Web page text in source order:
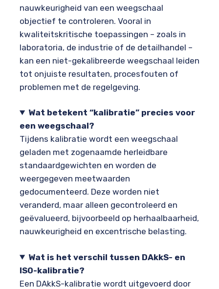
nauwkeurigheid van een weegschaal
objectief te controleren. Vooral in
kwaliteitskritische toepassingen – zoals in
laboratoria, de industrie of de detailhandel –
kan een niet-gekalibreerde weegschaal leiden
tot onjuiste resultaten, procesfouten of
problemen met de regelgeving.
Wat betekent “kalibratie” precies voor
een weegschaal?
Tijdens kalibratie wordt een weegschaal
geladen met zogenaamde herleidbare
standaardgewichten en worden de
weergegeven meetwaarden
gedocumenteerd. Deze worden niet
veranderd, maar alleen gecontroleerd en
geëvalueerd, bijvoorbeeld op herhaalbaarheid,
nauwkeurigheid en excentrische belasting.
Wat is het verschil tussen DAkkS- en
ISO-kalibratie?
Een DAkkS-kalibratie wordt uitgevoerd door